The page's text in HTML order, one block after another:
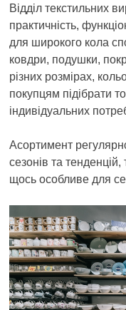
Відділ текстильних
практичність,
для широкого кола
ковдри, подушки,
різних розмірах,
покупцям підібрати
індивідуальних
Асортимент
сезонів та
щось особливе для